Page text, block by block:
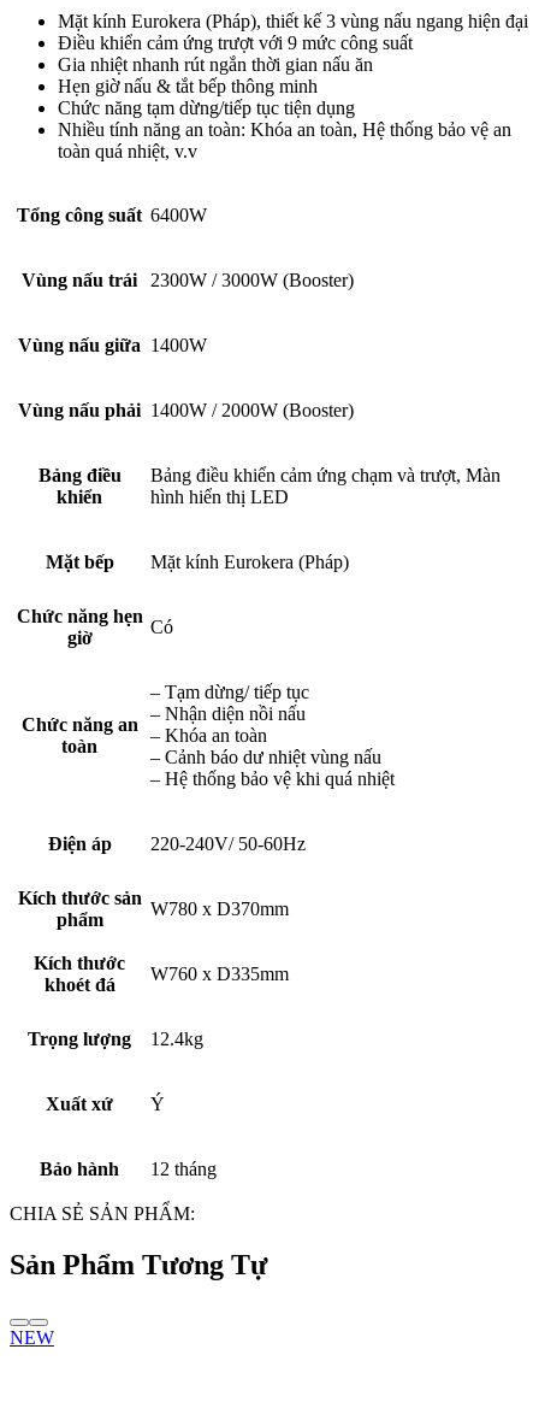
Mặt kính Eurokera (Pháp), thiết kế 3 vùng nấu ngang hiện đại
Điều khiển cảm ứng trượt với 9 mức công suất
Gia nhiệt nhanh rút ngắn thời gian nấu ăn
Hẹn giờ nấu & tắt bếp thông minh
Chức năng tạm dừng/tiếp tục tiện dụng
Nhiều tính năng an toàn: Khóa an toàn, Hệ thống bảo vệ an
toàn quá nhiệt, v.v
Tổng công suất 6400W
Vùng nấu trái 2300W / 3000W (Booster)
Vùng nấu giữa 1400W
Vùng nấu phải 1400W / 2000W (Booster)
Bảng điều
khiển
Bảng điều khiển cảm ứng chạm và trượt, Màn
hình hiển thị LED
Mặt bếp Mặt kính Eurokera (Pháp)
Chức năng hẹn
giờ
Có
Chức năng an
toàn
– Tạm dừng/ tiếp tục
– Nhận diện nồi nấu
– Khóa an toàn
– Cảnh báo dư nhiệt vùng nấu
– Hệ thống bảo vệ khi quá nhiệt
Điện áp 220-240V/ 50-60Hz
Kích thước sản
phẩm
W780 x D370mm
Kích thước
khoét đá
W760 x D335mm
Trọng lượng 12.4kg
Xuất xứ Ý
Bảo hành 12 tháng
CHIA SẺ SẢN PHẨM:
Sản Phẩm Tương Tự
NEW